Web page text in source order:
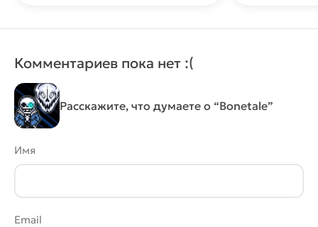
Комментариев пока нет :(
Расскажите, что думаете о “Bonetale”
Имя
Email